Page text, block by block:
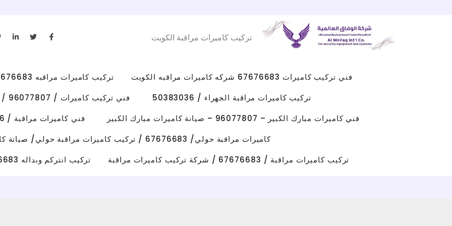
تركيب كاميرات مراقبة الكويت F
a
o
k
f
T
w
r
L
i
i
n
i
فني تركيب كاميرات 67676683 شركه كاميرات مراقبه الكويت
تركيب كاميرات مراقبه 67676683 رقم فني كاميرات مراقبه الكويت
تركيب كاميرات مراقبة الجهراء / 50383036
فني تركيب كاميرات / 96077807 / تركيب كاميرات الاحمدي
فني كاميرات مبارك الكبير – 96077807 – صيانة كاميرات مبارك الكبير
فني كاميرات مراقبة / 50383036 / تركيب كاميرات الفروانية
كاميرات مراقبة حولي/ 67676683 / تركيب كاميرات مراقبة حولي/ صيانة كاميرات حولي
تركيب كاميرات مراقبة / 67676683 / شركة تركيب كاميرات مراقبة
تركيب انتركم وبداله 67676683 فني تصليح انتركم وكاميرات